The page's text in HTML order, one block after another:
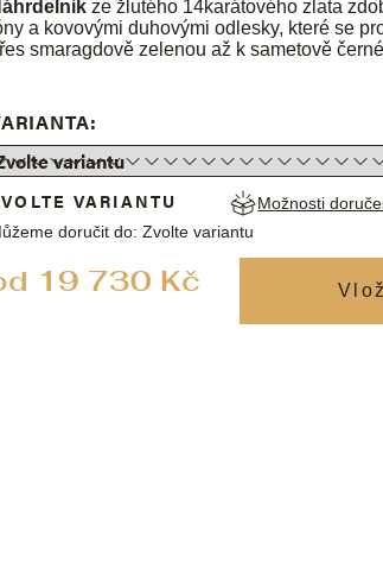
ze žlutého 14karátového zlata
a kovovými duhovými odlesky, které se
smaragdově zelenou až k sametově
19 730 Kč
VARIANTU
doručit do: Zvolte variantu
Možnosti